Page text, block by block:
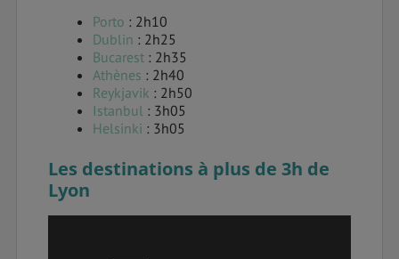
Porto : 2h10
Dublin : 2h25
Bucarest : 2h35
Athènes : 2h40
Reykjavik : 2h50
Istanbul : 3h05
Helsinki : 3h05
Les destinations à plus de 3h de
Lyon